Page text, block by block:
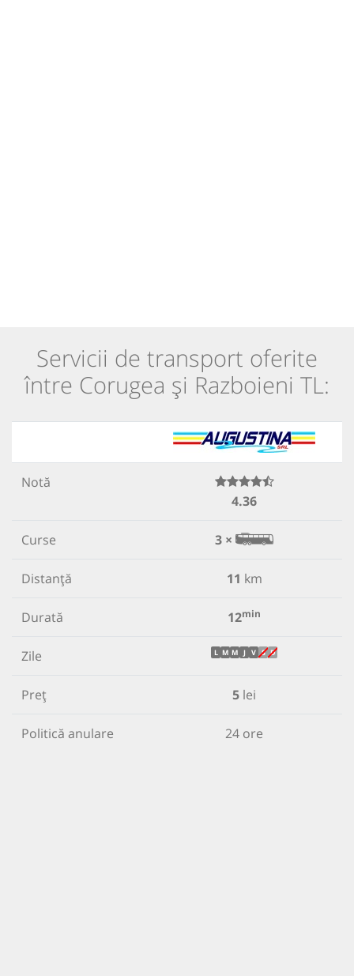
Servicii de transport oferite
între Corugea și Razboieni TL:
Notă
4.36
Curse 3 ×
Distanță 11 km
Durată 12min
Zile L M M J V S D
Preț 5 lei
Politică anulare 24 ore